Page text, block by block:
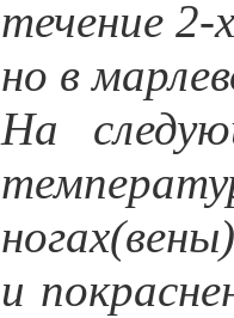
течение
но в
На
и